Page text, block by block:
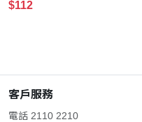
$112
客戶服務
電話 2110 2210